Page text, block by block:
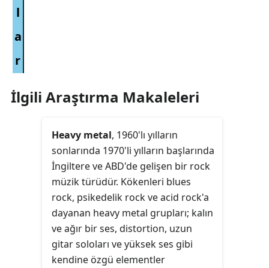
l
a
r
İlgili Araştırma Makaleleri
Heavy metal, 1960'lı yılların
sonlarında 1970'li yılların başlarında
İngiltere ve ABD'de gelişen bir rock
müzik türüdür. Kökenleri blues
rock, psikedelik rock ve acid rock'a
dayanan heavy metal grupları; kalın
ve ağır bir ses, distortion, uzun
gitar soloları ve yüksek ses gibi
kendine özgü elementler